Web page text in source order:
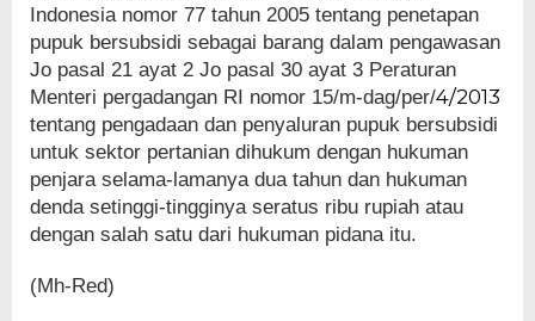
Indonesia nomor 77 tahun 2005 tentang penetapan
pupuk bersubsidi sebagai barang dalam pengawasan
Jo pasal 21 ayat 2 Jo pasal 30 ayat 3 Peraturan
Menteri pergadangan RI nomor 15/m-dag/per/4/2013
tentang pengadaan dan penyaluran pupuk bersubsidi
untuk sektor pertanian dihukum dengan hukuman
penjara selama-lamanya dua tahun dan hukuman
denda setinggi-tingginya seratus ribu rupiah atau
dengan salah satu dari hukuman pidana itu.
(Mh-Red)